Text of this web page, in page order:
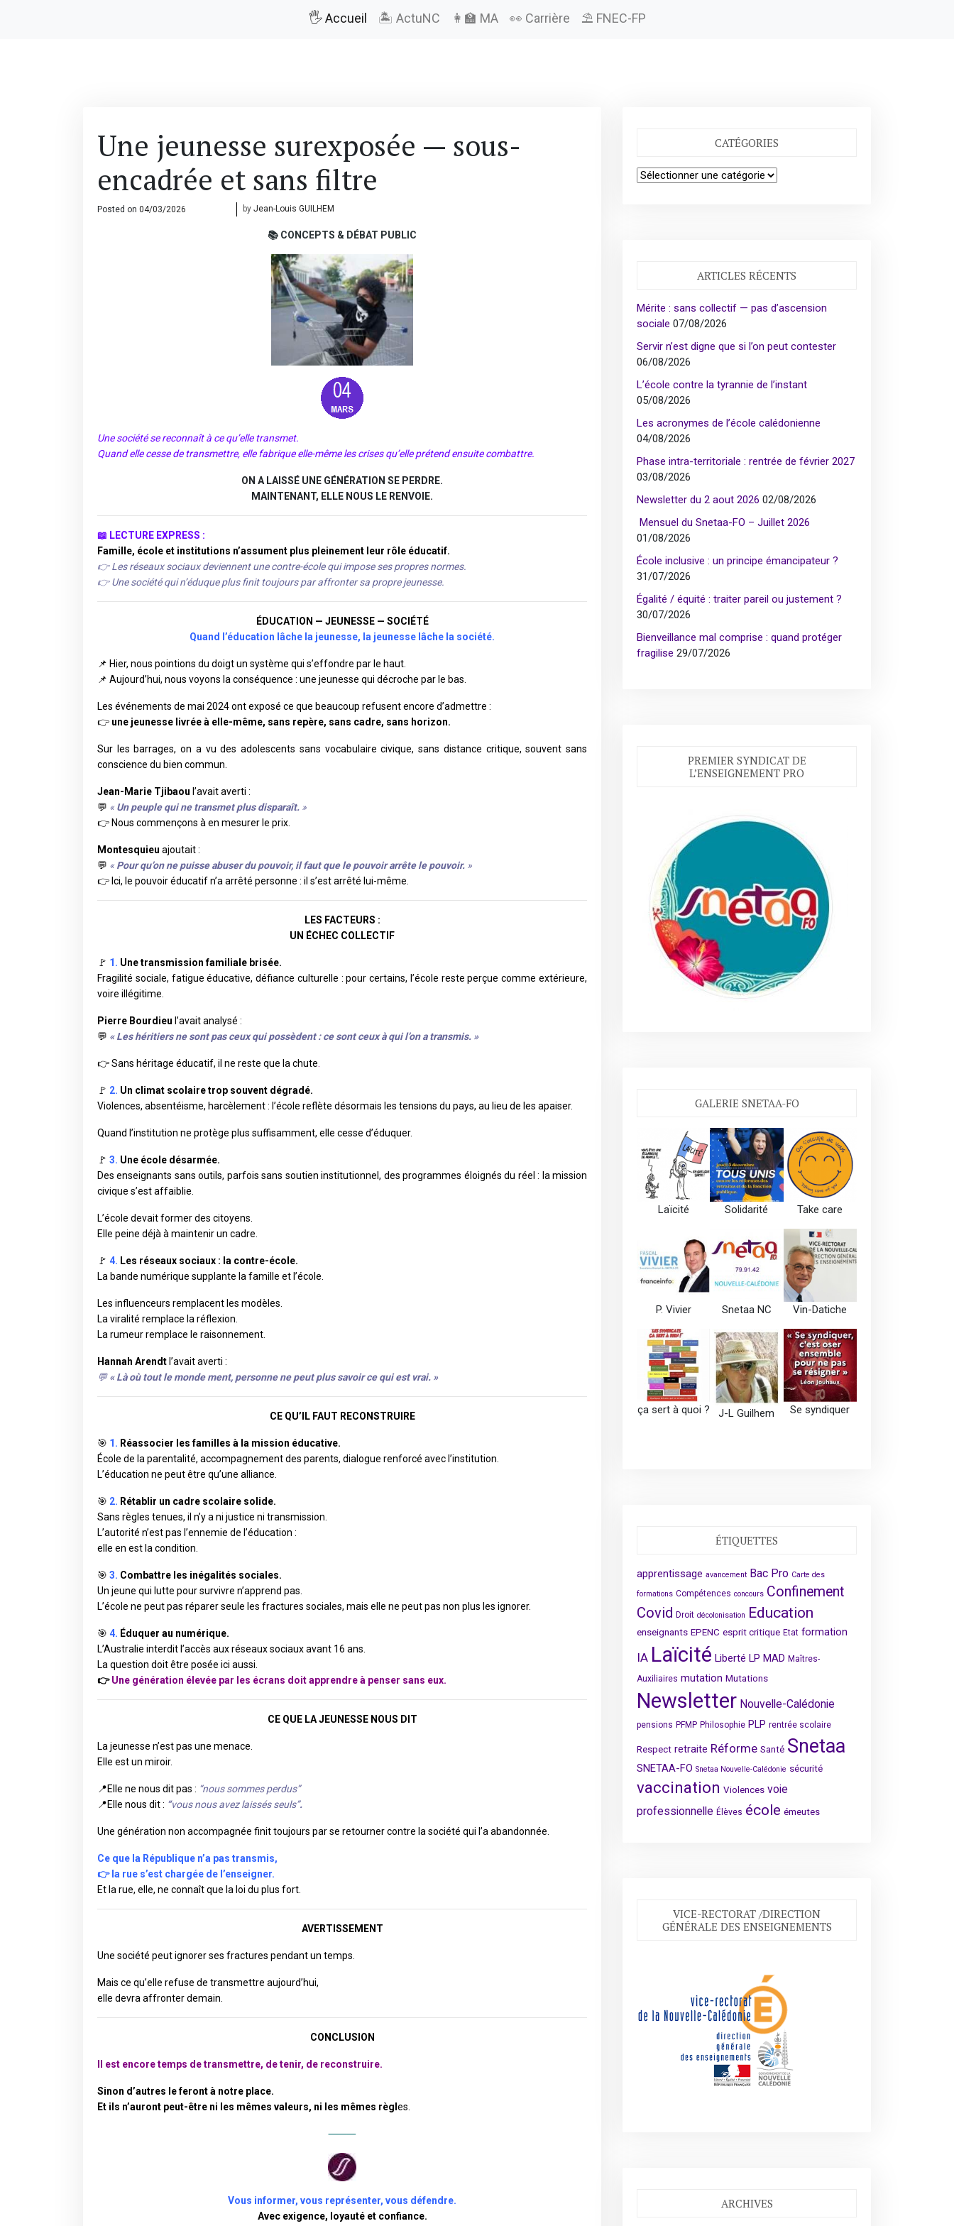
🖐️ Accueil 🏝️ ActuNC 👩‍🏫 MA 👀 Carrière ⛱️ FNEC-FP
Une jeunesse surexposée — sous-
encadrée et sans filtre
Posted on 04/03/2026 by Jean-Louis GUILHEM
📚 CONCEPTS & DÉBAT PUBLIC
Une société se reconnaît à ce qu’elle transmet.
Quand elle cesse de transmettre, elle fabrique elle-même les crises qu’elle prétend ensuite combattre.
ON A LAISSÉ UNE GÉNÉRATION SE PERDRE.
MAINTENANT, ELLE NOUS LE RENVOIE.
📖 LECTURE EXPRESS :
Famille, école et institutions n’assument plus pleinement leur rôle éducatif.
👉 Les réseaux sociaux deviennent une contre-école qui impose ses propres normes.
👉 Une société qui n’éduque plus finit toujours par affronter sa propre jeunesse.
ÉDUCATION — JEUNESSE — SOCIÉTÉ
Quand l’éducation lâche la jeunesse, la jeunesse lâche la société.
📌 Hier, nous pointions du doigt un système qui s’effondre par le haut.
📌 Aujourd’hui, nous voyons la conséquence : une jeunesse qui décroche par le bas.
Les événements de mai 2024 ont exposé ce que beaucoup refusent encore d’admettre :
👉 une jeunesse livrée à elle-même, sans repère, sans cadre, sans horizon.
Sur les barrages, on a vu des adolescents sans vocabulaire civique, sans distance critique, souvent sans
conscience du bien commun.
Jean-Marie Tjibaou l’avait averti :
💬 «Un peuple qui ne transmet plus disparaît. »
👉 Nous commençons à en mesurer le prix.
Montesquieu ajoutait :
💬 «Pour qu’on ne puisse abuser du pouvoir, il faut que le pouvoir arrête le pouvoir. »
👉 Ici, le pouvoir éducatif n’a arrêté personne : il s’est arrêté lui-même.
LES FACTEURS :
UN ÉCHEC COLLECTIF
🚩 1. Une transmission familiale brisée.
Fragilité sociale, fatigue éducative, défiance culturelle : pour certains, l’école reste perçue comme extérieure,
voire illégitime.
Pierre Bourdieu l’avait analysé :
💬 « Les héritiers ne sont pas ceux qui possèdent : ce sont ceux à qui l’on a transmis. »
👉Sans héritage éducatif, il ne reste que la chute
🚩 2. Un climat scolaire trop souvent dégradé.
Violences, absentéisme, harcèlement : l’école reflète désormais les tensions du pays, au lieu de les apaiser.
Quand l’institution ne protège plus suffisamment, elle cesse d’éduquer.
🚩 3. Une école désarmée.
Des enseignants sans outils, parfois sans soutien institutionnel, des programmes éloignés du réel : la mission
civique s’est affaiblie.
L’école devait former des citoyens.
Elle peine déjà à maintenir un cadre.
🚩 4. Les réseaux sociaux : la contre-école.
La bande numérique supplante la famille et l’école.
Les influenceurs remplacent les modèles.
La viralité remplace la réflexion.
La rumeur remplace le raisonnement.
Hannah Arendt l’avait averti :
💬«Là où tout le monde ment, personne ne peut plus savoir ce qui est vrai. »
CE QU’IL FAUT RECONSTRUIRE
🎯 1. Réassocier les familles à la mission éducative.
École de la parentalité, accompagnement des parents, dialogue renforcé avec l’institution.
L’éducation ne peut être qu’une alliance.
🎯 2. Rétablir un cadre scolaire solide.
Sans règles tenues, il n’y a ni justice ni transmission.
L’autorité n’est pas l’ennemie de l’éducation :
elle en est la condition.
🎯 3. Combattre les inégalités sociales.
Un jeune qui lutte pour survivre n’apprend pas.
L’école ne peut pas réparer seule les fractures sociales, mais elle ne peut pas non plus les ignorer.
🎯 4. Éduquer au numérique.
L’Australie interdit l’accès aux réseaux sociaux avant 16 ans.
La question doit être posée ici aussi.
👉Une génération élevée par les écrans doit apprendre à penser sans eux.
CE QUE LA JEUNESSE NOUS DIT
La jeunesse n’est pas une menace.
Elle est un miroir.
📍Elle ne nous dit pas : “nous sommes perdus”
📍Elle nous dit : “vous nous avez laissés seuls”.
Une génération non accompagnée finit toujours par se retourner contre la société qui l’a abandonnée.
Ce que la République n’a pas transmis,
👉 la rue s’est chargée de l’enseigner.
Et la rue, elle, ne connaît que la loi du plus fort.
AVERTISSEMENT
Une société peut ignorer ses fractures pendant un temps.
Mais ce qu’elle refuse de transmettre aujourd’hui,
elle devra affronter demain.
CONCLUSION
Il est encore temps de transmettre, de tenir, de reconstruire.
Sinon d’autres le feront à notre place.
Et ils n’auront peut-être ni les mêmes valeurs, ni les mêmes règl es.
⸻
Vous informer, vous représenter, vous défendre.
Avec exigence, loyauté et confiance.
CATÉGORIES
Catégories
ARTICLES RÉCENTS
Mérite : sans collectif — pas d’ascension
sociale 07/08/2026
Servir n’est digne que si l’on peut contester
06/08/2026
L’école contre la tyrannie de l’instant
05/08/2026
Les acronymes de l’école calédonienne
04/08/2026
Phase intra-territoriale : rentrée de février 2027
03/08/2026
Newsletter du 2 aout 2026 02/08/2026
Mensuel du Snetaa-FO – Juillet 2026
01/08/2026
École inclusive : un principe émancipateur ?
31/07/2026
Égalité / équité : traiter pareil ou justement ?
30/07/2026
Bienveillance mal comprise : quand protéger
fragilise 29/07/2026
PREMIER SYNDICAT DE
L’ENSEIGNEMENT PRO
GALERIE SNETAA-FO
Laïcité Solidarité Take care
P. Vivier Snetaa NC Vin-Datiche
ça sert à quoi ? J-L Guilhem Se syndiquer
ÉTIQUETTES
apprentissage avancement Bac Pro Carte des
formations Compétences concours Confinement
Covid Droit décolonisation Education
enseignants EPENC esprit critique Etat formation
IA Laïcité Liberté LP MAD Maîtres-
Auxiliaires mutation Mutations
Newsletter Nouvelle-Calédonie
pensions PFMP Philosophie PLP rentrée scolaire
Respect retraite Réforme Santé Snetaa
SNETAA-FO Snetaa Nouvelle-Calédonie sécurité
vaccination Violences voie
professionnelle Élèves école émeutes
VICE-RECTORAT /DIRECTION
GÉNÉRALE DES ENSEIGNEMENTS
ARCHIVES